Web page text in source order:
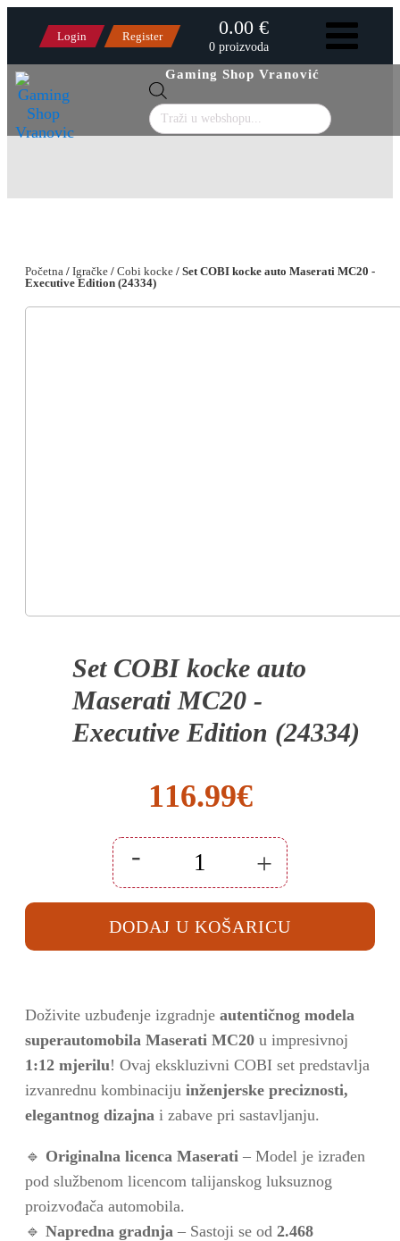
Login Register 0.00 €
0 proizvoda
Gaming Shop Vranović
search
Početna / Igračke / Cobi kocke / Set COBI kocke auto Maserati MC20 -
Executive Edition (24334)
Set COBI kocke auto
Maserati MC20 -
Executive Edition (24334)
116.99€
-
COBI
kocke
Maserati
-
+
DODAJ U KOŠARICU
Doživite uzbuđenje izgradnje autentičnog modela
superautomobila Maserati MC20 u impresivnoj
1:12 mjerilu! Ovaj ekskluzivni COBI set predstavlja
izvanrednu kombinaciju inženjerske preciznosti,
elegantnog dizajna i zabave pri sastavljanju.
🔹 Originalna licenca Maserati – Model je izrađen
pod službenom licencom talijanskog luksuznog
proizvođača automobila.
🔹 Napredna gradnja – Sastoji se od 2.468